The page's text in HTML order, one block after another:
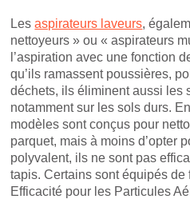
Lesaspirateurs laveurs,
nettoyeurs » ou « aspirateurs
l’aspiration avec une fonction
qu’ils ramassent poussières,
déchets, ils éliminent aussi les
notamment sur les sols durs.
modèles sont conçus pour
parquet, mais à moins d’opter
polyvalent, ils ne sont pas
tapis. Certains sont équipés de
Efficacité pour les Particules